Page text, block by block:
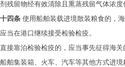
残留物经有效清除且熏蒸残留气体浓
四条 使用船舶装载进境散装粮食的，
当在港口继续接受检验检疫。
接靠泊检验检疫的，应当事先征得海关
舶集装箱、火车、汽车等其他方式进